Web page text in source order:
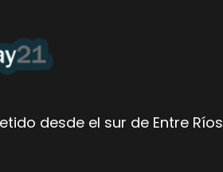
desde el sur de Entre Ríos